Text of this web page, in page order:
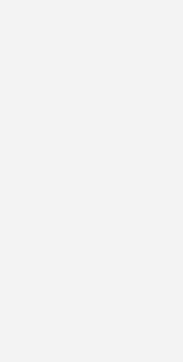
ohne Umstellung,
verspricht das Team von
Fraunhofer Umsicht.
für Umwelt-,
Umsicht haben ein
aus Altfetten und
Motoren nicht